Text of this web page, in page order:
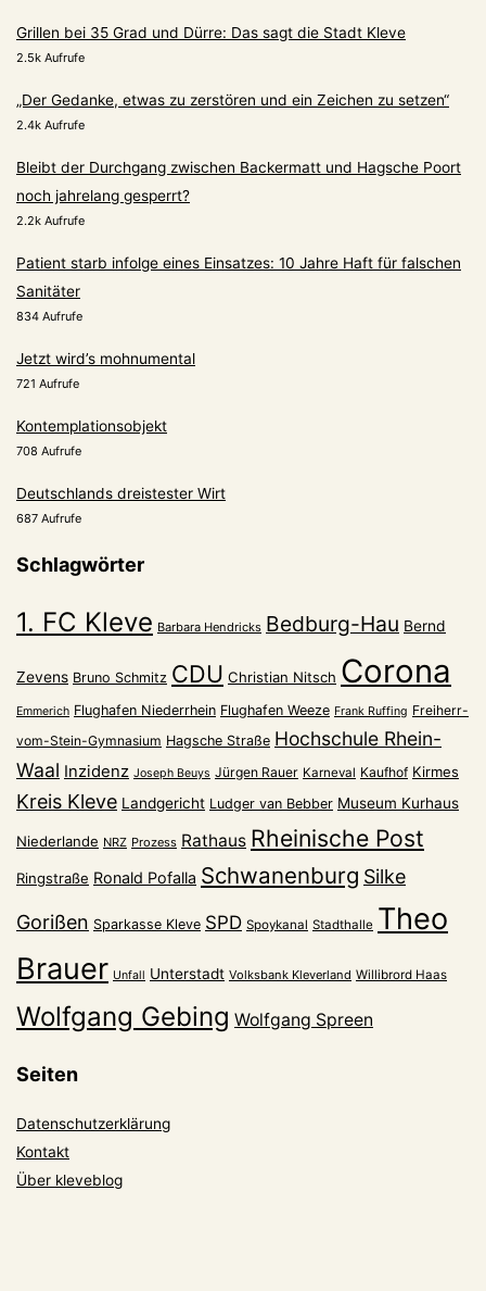
Grillen bei 35 Grad und Dürre: Das sagt die Stadt Kleve
2.5k Aufrufe
„Der Gedanke, etwas zu zerstören und ein Zeichen zu setzen“
2.4k Aufrufe
Bleibt der Durchgang zwischen Backermatt und Hagsche Poort
noch jahrelang gesperrt?
2.2k Aufrufe
Patient starb infolge eines Einsatzes: 10 Jahre Haft für falschen
Sanitäter
834 Aufrufe
Jetzt wird’s mohnumental
721 Aufrufe
Kontemplationsobjekt
708 Aufrufe
Deutschlands dreistester Wirt
687 Aufrufe
Schlagwörter
1. FC Kleve Barbara Hendricks Bedburg-Hau Bernd
Zevens Bruno Schmitz CDU Christian Nitsch Corona
Emmerich Flughafen Niederrhein Flughafen Weeze Frank Ruffing Freiherr-
vom-Stein-Gymnasium Hagsche Straße Hochschule Rhein-
Waal Inzidenz Joseph Beuys Jürgen Rauer Karneval Kaufhof Kirmes
Kreis Kleve Landgericht Ludger van Bebber Museum Kurhaus
Niederlande NRZ Prozess Rathaus Rheinische Post
Ringstraße Ronald Pofalla Schwanenburg Silke
Gorißen Sparkasse Kleve SPD Spoykanal Stadthalle Theo
Brauer Unfall Unterstadt Volksbank Kleverland Willibrord Haas
Wolfgang Gebing Wolfgang Spreen
Seiten
Datenschutzerklärung
Kontakt
Über kleveblog